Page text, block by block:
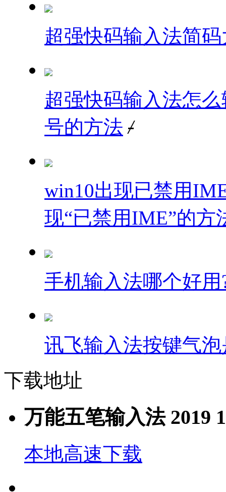
超强快码输入法简
超强快码输入法怎
号的方法 /
win10出现已禁用
现“已禁用IME”的方
手机输入法哪个好
讯飞输入法按键气
下载地址
万能五笔输入法 2019
本地高速下载